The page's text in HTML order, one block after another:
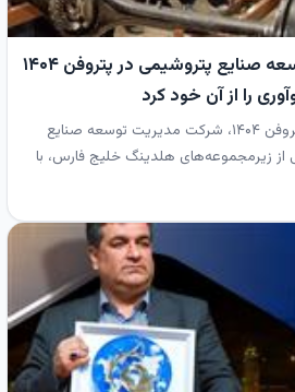
مدیریت توسعه صنایع پتروشیمی در پتروفن ۱۴۰۴
را از آن خود کرد
در اختتامیه پتروفن ۱۴۰۴، شرکت مدیریت توسعه صنایع
از زیرمجموعه‌های هلدینگ خلیج فارس، با
در م...